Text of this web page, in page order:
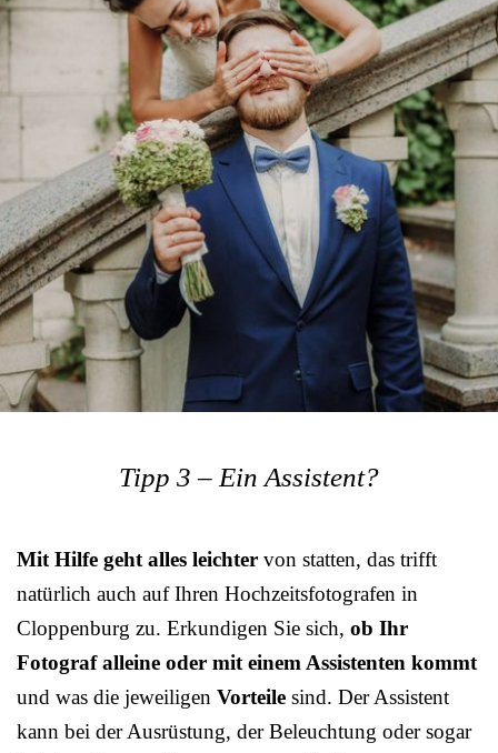
Tipp 3 – Ein Assistent?
Mit Hilfe geht alles leichter von statten, das trifft
natürlich auch auf Ihren Hochzeitsfotografen in
Cloppenburg zu. Erkundigen Sie sich, ob Ihr
Fotograf alleine oder mit einem Assistenten kommt
und was die jeweiligen Vorteile sind. Der Assistent
kann bei der Ausrüstung, der Beleuchtung oder sogar